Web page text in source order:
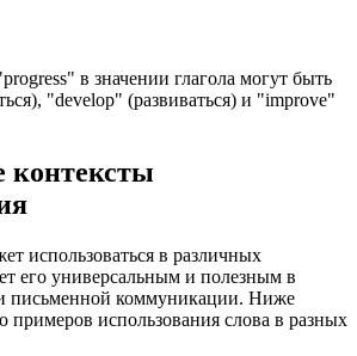
в значении глагола могут быть
"develop" (развиваться) и "improve"
контексты
использоваться в различных
его универсальным и полезным в
письменной коммуникации. Ниже
примеров использования слова в разных